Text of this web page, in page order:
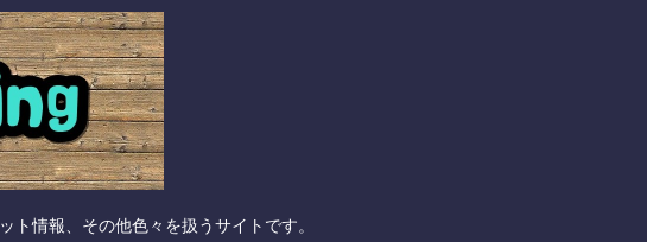
情報、その他色々を扱うサイトです。